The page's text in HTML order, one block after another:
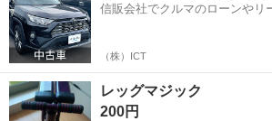
信販会社でクルマのローンやリ
（株）ICT
レッグマジック
200円